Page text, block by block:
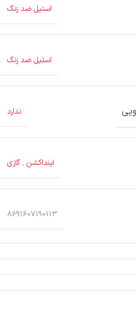
استیل ضد زنگ
استیل ضد زنگ
ندارد
اینداکشن ,گازی
8691607190113